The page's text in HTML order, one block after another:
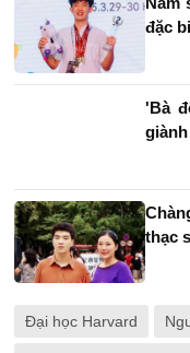
đặc
'Bà
thạc
Đại học Harvard